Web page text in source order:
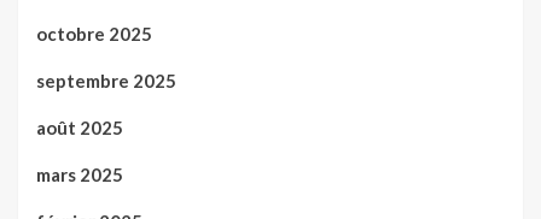
octobre 2025
septembre 2025
août 2025
mars 2025